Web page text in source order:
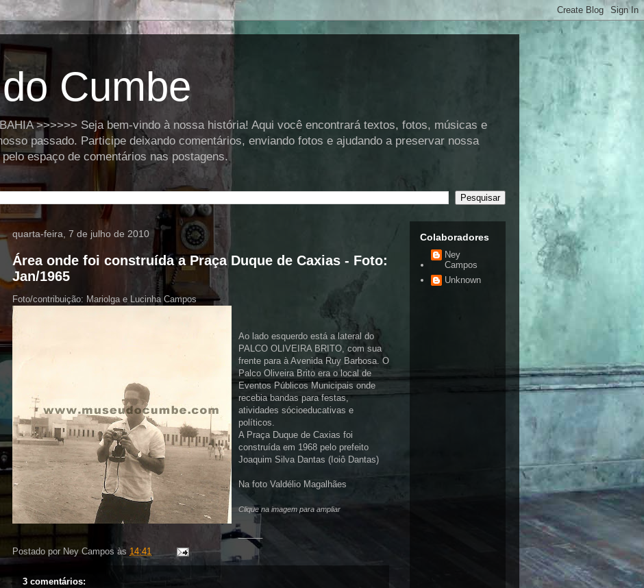
Cumbe
>>>>>> Seja bem-vindo à nossa história! Aqui você encontrará textos, fotos, músicas e
passado. Participe deixando comentários, enviando fotos e ajudando a preservar nossa
espaço de comentários nas postagens.
quarta-feira, 7 de julho de 2010
Área onde foi construída a Praça Duque de Caxias - Foto:
Jan/1965
Foto/contribuição: Mariolgae LucinhaCampos
Ao lado esquerdo está a lateral do
PALCO OLIVEIRA BRITO, com sua
frente para à Avenida Ruy Barbosa. O
Palco Oliveira Brito era o local de
Eventos Públicos Municipais onde
recebia bandas para festas,
atividades sócioeducativas e
políticos.
A Praça Duque de Caxias foi
construída em 1968 pelo prefeito
Joaquim Silva Dantas (Ioiô Dantas)
Na foto Valdélio Magalhães
Clique na imagem para ampliar
_____
Postado por Ney Campos às 14:41
3 comentários:
Colaboradores
Ney
Campos
Unknown